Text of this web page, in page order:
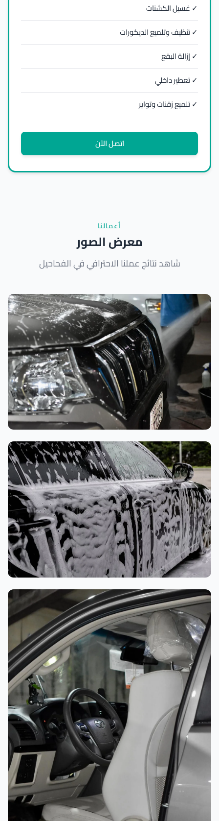
✓ غسيل الكشنات
✓ تنظيف وتلميع الديكورات
✓ إزالة البقع
✓ تعطير داخلي
✓ تلميع زقنات وتواير
اتصل الآن
أعمالنا
معرض الصور
شاهد نتائج عملنا الاحترافي في الفحاحيل
تنظيف داخلي
غسيل رغوي